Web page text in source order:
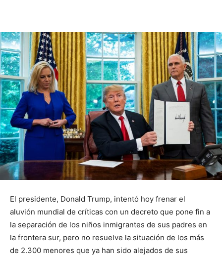
El presidente, Donald Trump, intentó hoy frenar el
aluvión mundial de críticas con un decreto que pone fin a
la separación de los niños inmigrantes de sus padres en
la frontera sur, pero no resuelve la situación de los más
de 2.300 menores que ya han sido alejados de sus